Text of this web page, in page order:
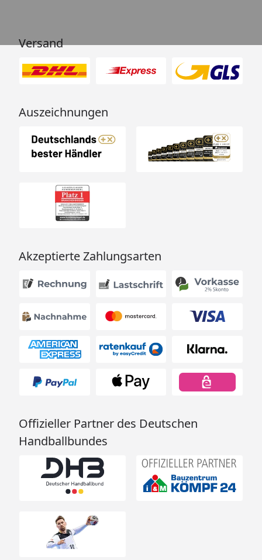
Versand
Auszeichnungen
Akzeptierte Zahlungsarten
Offizieller Partner des Deutschen
Handballbundes